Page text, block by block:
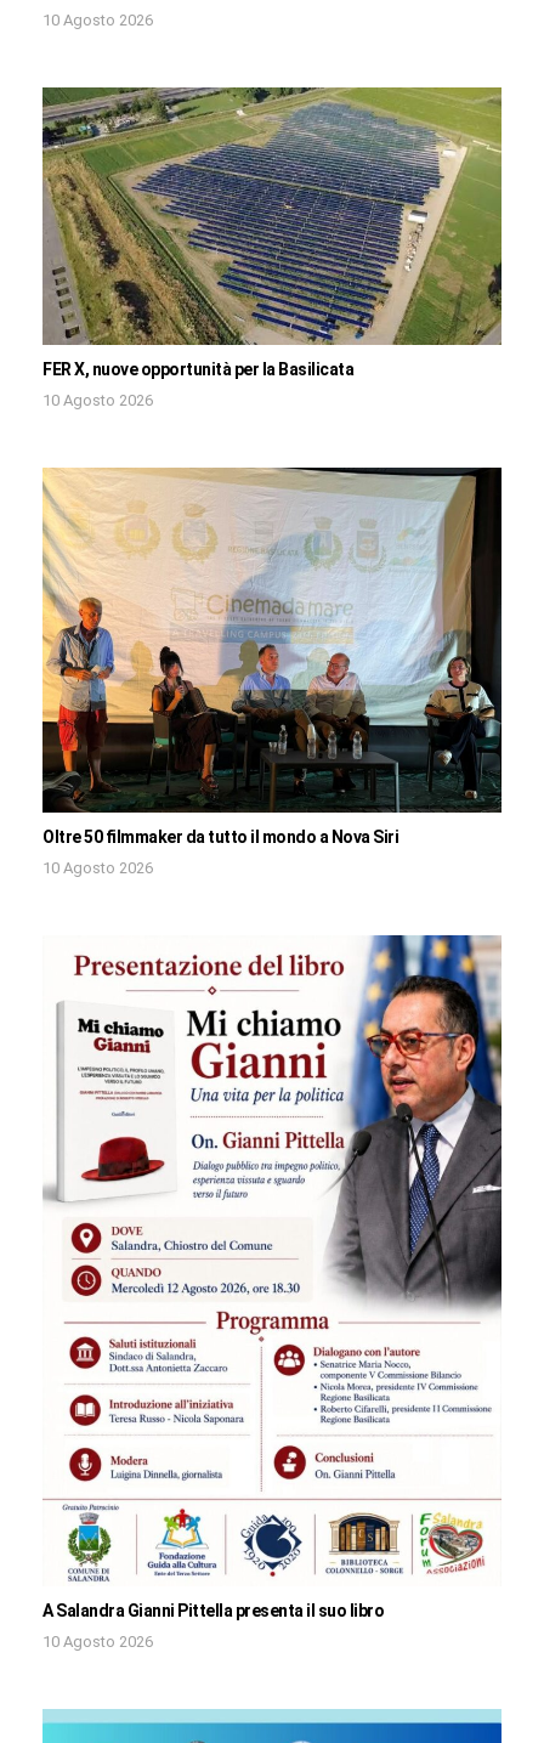
10 Agosto 2026
FER X, nuove opportunità per la Basilicata
10 Agosto 2026
Oltre 50 filmmaker da tutto il mondo a Nova Siri
10 Agosto 2026
A Salandra Gianni Pittella presenta il suo libro
10 Agosto 2026